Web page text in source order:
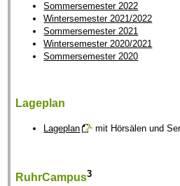
Sommersemester 2022
Wintersemester 2021/2022
Sommersemester 2021
Wintersemester 2020/2021
Sommersemester 2020
Lageplan
Lageplan mit Hörsälen und
RuhrCampus3